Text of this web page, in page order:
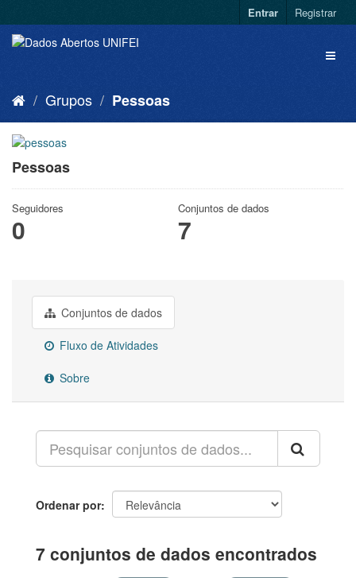
Entrar Registrar
Grupos Pessoas
Pessoas
Seguidores
0
Conjuntos de dados
7
Conjuntos de dados
Fluxo de Atividades
Sobre
Ordenar por
7 conjuntos de dados encontrados